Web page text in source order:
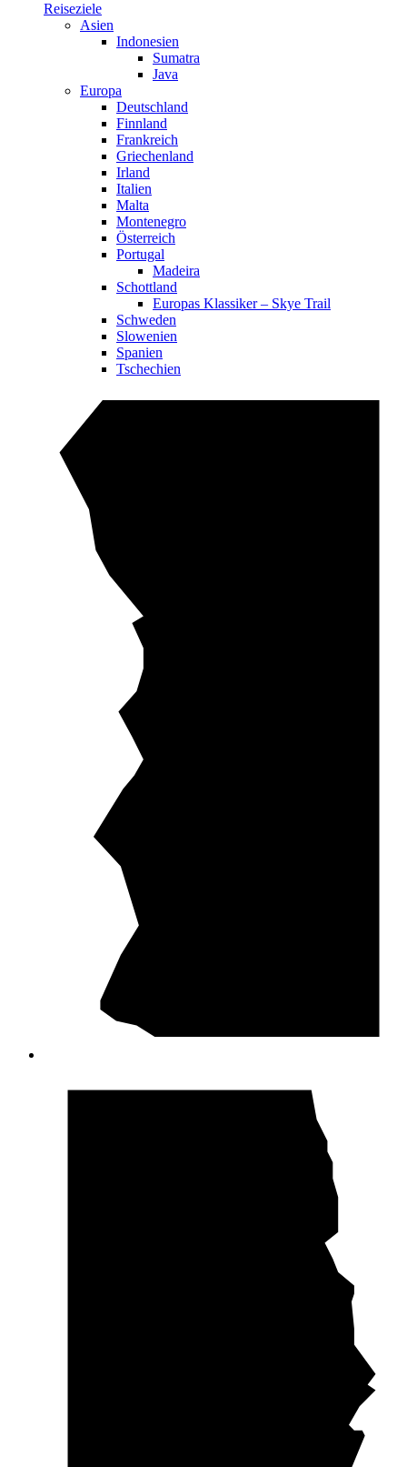
Reiseziele
Asien
Indonesien
Sumatra
Java
Europa
Deutschland
Finnland
Frankreich
Griechenland
Irland
Italien
Malta
Montenegro
Österreich
Portugal
Madeira
Schottland
Europas Klassiker – Skye Trail
Schweden
Slowenien
Spanien
Tschechien